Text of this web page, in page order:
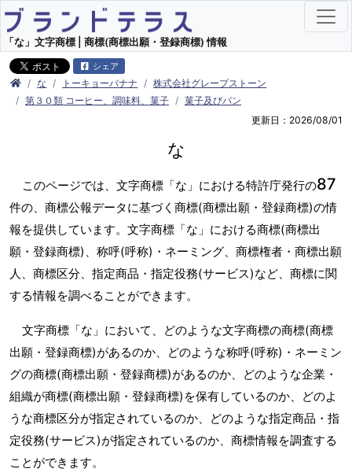
「な」文字商標 | 商標(商標出願・登録商標) 情報
シェア
な トーキョーバナナ
株式会社グレープストーン
第３０類 コーヒー、調味料、菓子
菓子及びパン
更新日：2026/08/01
な
このページでは、文字商標「な」における特許庁発行の87
件の、商標公報データに基づく商標(商標出願・登録商標)の情
報を提供しています。文字商標「な」における商標(商標出
願・登録商標)、称呼(呼称)・ネーミング、商標権者・商標出願
人、商標区分、指定商品・指定役務(サービス)など、商標に関
する情報を調べることができます。
文字商標「な」において、どのような文字商標の商標(商標
出願・登録商標)があるのか、どのような称呼(呼称)・ネーミン
グの商標(商標出願・登録商標)があるのか、どのような企業・
組織が商標(商標出願・登録商標)を保有しているのか、どのよ
うな商標区分が指定されているのか、どのような指定商品・指
定役務(サービス)が指定されているのか、商標情報を調査する
ことができます。